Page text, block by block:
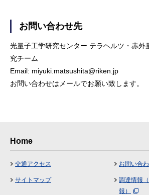
お問い合わせ先
光量子工学研究センター テラヘルツ・赤外
究チーム
Email: miyuki.matsushita@riken.jp
お問い合わせはメールでお願い致します。
Home
交通アクセス お問い合
サイトマップ
調達情報
報）